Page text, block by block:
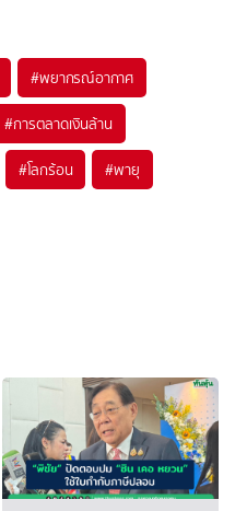
#พยากรณ์อากาศ
#การตลาดเงินล้าน
#โลกร้อน #พายุ